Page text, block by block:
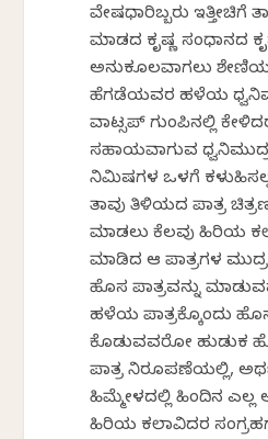
ವೇಷಧಾರಿಯೊಬ್ಬರು ಇತ್ತೀಚಿಗೆ
ಮಾಡದ ಕೃಷ್ಣ ಸಂಧಾನದ
ಅನುಕೂಲವಾಗಲು
ಹೆಗಡೆಯವರ ಹಳೆಯ
ವಾಟ್ಸಪ್ ಗುಂಪಿನಲ್ಲಿ
ಸಹಾಯವಾಗುವ
ನಿಮಿಷಗಳ ಒಳಗೆ
ತಾವು ತಿಳಿಯದ ಪಾತ್ರ
ಮಾಡಲು ಕೆಲವು ಹಿರಿಯ
ಮಾಡಿದ ಆ ಪಾತ್ರಗಳ
ಹೊಸ ಪಾತ್ರವನ್ನು
ಹಳೆಯ ಪಾತ್ರಕ್ಕೊಂದು
ಕೊಡುವವರೋ ಹುಡುಕ
ಪಾತ್ರ ನಿರೂಪಣೆಯಲ್ಲಿ,
ಹಿಮ್ಮೇಳದಲ್ಲಿ ಹಿಂದಿನ ಎಲ್ಲ
ಹಿರಿಯ ಕಲಾವಿದರ